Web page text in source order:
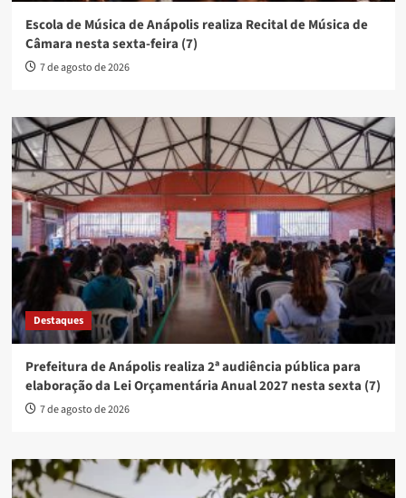
Escola de Música de Anápolis realiza Recital de Música de
Câmara nesta sexta-feira (7)
7 de agosto de 2026
Destaques
Prefeitura de Anápolis realiza 2ª audiência pública para
elaboração da Lei Orçamentária Anual 2027 nesta sexta (7)
7 de agosto de 2026